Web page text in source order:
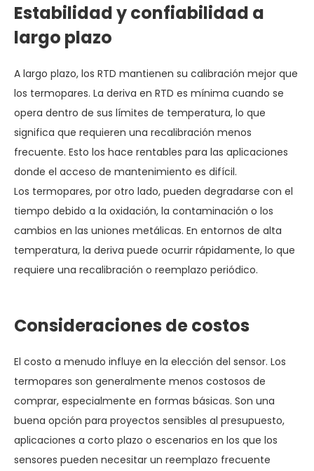
Estabilidad y confiabilidad a
largo plazo
A largo plazo, los RTD mantienen su calibración mejor que
los termopares. La deriva en RTD es mínima cuando se
opera dentro de sus límites de temperatura, lo que
significa que requieren una recalibración menos
frecuente. Esto los hace rentables para las aplicaciones
donde el acceso de mantenimiento es difícil.
Los termopares, por otro lado, pueden degradarse con el
tiempo debido a la oxidación, la contaminación o los
cambios en las uniones metálicas. En entornos de alta
temperatura, la deriva puede ocurrir rápidamente, lo que
requiere una recalibración o reemplazo periódico.
Consideraciones de costos
El costo a menudo influye en la elección del sensor. Los
termopares son generalmente menos costosos de
comprar, especialmente en formas básicas. Son una
buena opción para proyectos sensibles al presupuesto,
aplicaciones a corto plazo o escenarios en los que los
sensores pueden necesitar un reemplazo frecuente